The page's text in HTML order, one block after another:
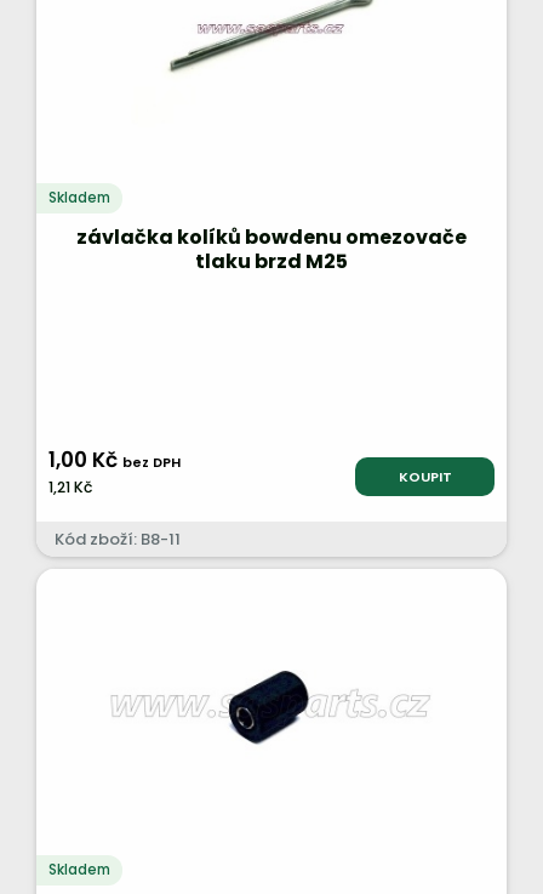
Skladem
závlačka kolíků bowdenu omezovače
tlaku brzd M25
1,00 Kč bez DPH
1,21 Kč KOUPIT
Kód zboží: B8-11
Skladem